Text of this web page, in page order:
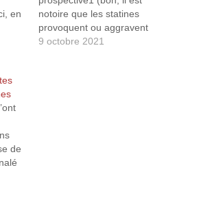
en
notoire que les statines
provoquent ou aggravent
le diabète, mais on ne va
9 octobre 2021
de